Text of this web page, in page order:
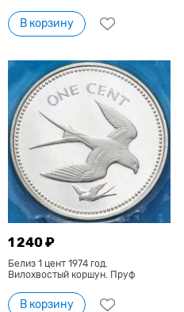
В корзину
1 240 ₽
Белиз 1 цент 1974 год.
Вилохвостый коршун. Пруф
В корзину